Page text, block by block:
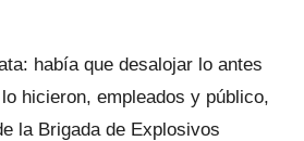
había que desalojar lo antes
hicieron, empleados y público,
la Brigada de Explosivos